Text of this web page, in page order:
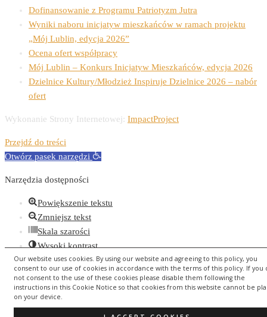
Our website uses cookies. By using our website and agreeing to this policy, you
consent to our use of cookies in accordance with the terms of this policy. If you
not consent to the use of these cookies please disable them following the
instructions in this Cookie Notice so that cookies from this website cannot be
on your device.
Dofinansowanie z Programu Patriotyzm Jutra
Wyniki naboru inicjatyw mieszkańców w ramach projektu
„Mój Lublin, edycja 2026”
Ocena ofert współpracy
Mój Lublin – Konkurs Inicjatyw Mieszkańców, edycja 2026
Dzielnice Kultury/Młodzież Inspiruje Dzielnice 2026 – nabór
ofert
Wykonanie Strony Internetowej: ImpactProject
Przejdź do treści
Otwórz pasek narzędzi
Narzędzia dostępności
Powiększenie tekstu
Zmniejsz tekst
Skala szarości
Wysoki kontrast
Negatywny kontrast
Jasne tło
Podkreślenie linków
Czytelna czcionka